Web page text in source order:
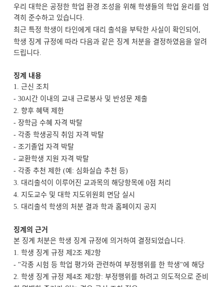
우리 대학은 공정한 학업 환경 조성을 위해 학생들의 학업 윤리를 엄
격히 준수하고 있습니다.
최근 특정 학생이 타인에게 대리 출석을 부탁한 사실이 확인되어 ,
학생 징계 규정에 따라 다음과 같은 징계 처분을 결정하였음을 알려
드립니다.
징계 내용
1. 근신 조치
- 30시간 이내의 교내 근로봉사 및 반성문 제출
2. 향후 혜택 제한
- 장학금 수혜 자격 박탈
- 각종 학생공직 취임 자격 박탈
- 조기졸업 자격 박탈
- 교환학생 지원 자격 박탈
- 각종 추천 제한 (예: 심화실습 추천 등)
3. 대리출석이 이루어진 교과목의 해당항목에 0점 처리
4. 지도교수 및 대학 지도위원회 면담 실시
5. 대리출석 학생의 처분 결과 학과 홈페이지 공지
징계의 근거
본 징계 처분은 학생 징계 규정에 의거하여 결정되었습니다.
1. 학생 징계 규정 제2조 제2항
- "각종 시험 등 학업 평가와 관련하여 부정행위를 한 학생"에 해당
2. 학생 징계 규정 제4조 제2항: 부정행위를 하려고 의도적으로 준비